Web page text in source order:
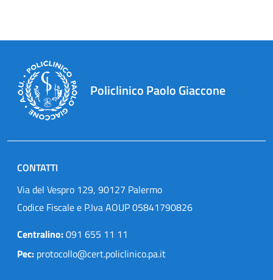
Policlinico Paolo Giaccone
CONTATTI
Via del Vespro 129, 90127 Palermo
Codice Fiscale e P.Iva AOUP 05841790826
Centralino:091 655 11 11
Pec: protocollo@cert.policlinico.pa.it